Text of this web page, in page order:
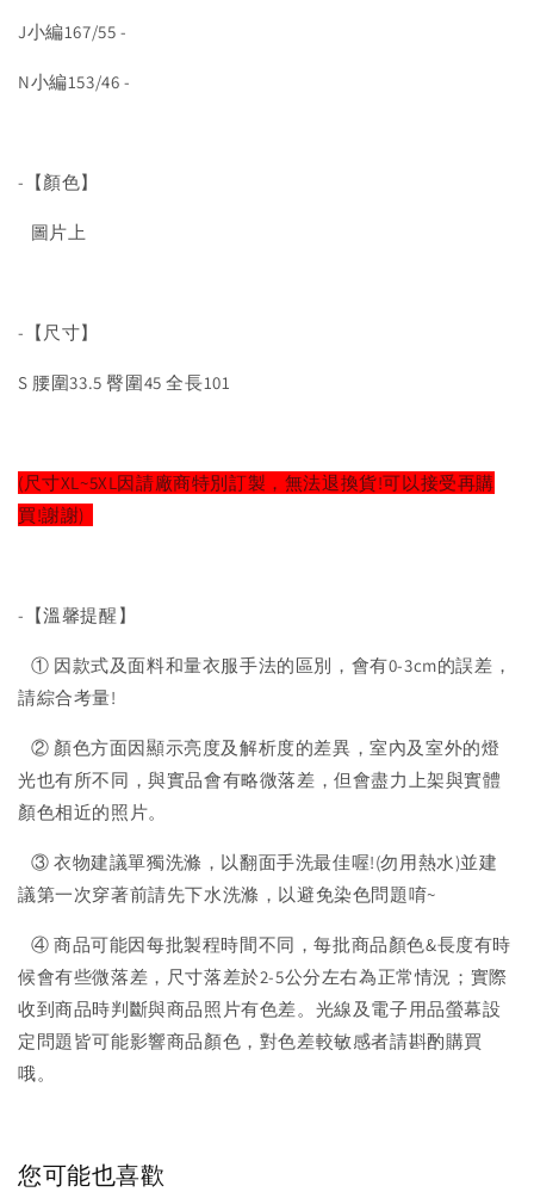
J小編167/55 -
N小編153/46 -
-【顏色】
圖片上
-【尺寸】
S 腰圍33.5 臀圍45 全長101
(尺寸XL~5XL因請廠商特別訂製，無法退換貨!可以接受再購
買!謝謝)
-【溫馨提醒】
① 因款式及面料和量衣服手法的區別，會有0-3cm的誤差，
請綜合考量!
② 顏色方面因顯示亮度及解析度的差異，室內及室外的燈
光也有所不同，與實品會有略微落差，但會盡力上架與實體
顏色相近的照片。
③ 衣物建議單獨洗滌，以翻面手洗最佳喔!(勿用熱水)並建
議第一次穿著前請先下水洗滌，以避免染色問題唷~
④ 商品可能因每批製程時間不同，每批商品顏色&長度有時
候會有些微落差，尺寸落差於2-5公分左右為正常情況；實際
收到商品時判斷與商品照片有色差。光線及電子用品螢幕設
定問題皆可能影響商品顏色，對色差較敏感者請斟酌購買
哦。
您可能也喜歡